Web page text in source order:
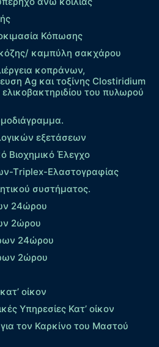
Κόπωσης
καμπύλη σακχάρου
κοπράνων,
Ag και τοξίνης Clostiridium
του πυλωρού
εξετάσεων
Βιοχημικό Έλεγχο
Τriplex-Ελαστογραφίας
συστήματος.
24ώρου
2ώρου
24ώρου
2ώρου
οίκον
Υπηρεσίες Κατ’ οίκον
τον Καρκίνο του Μαστού